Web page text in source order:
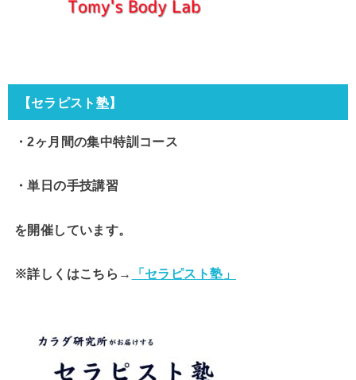
【セラピスト塾】
・2ヶ月間の集中特訓コース
・単日の手技講習
を開催しています。
※詳しくはこちら→ 「セラピスト塾」